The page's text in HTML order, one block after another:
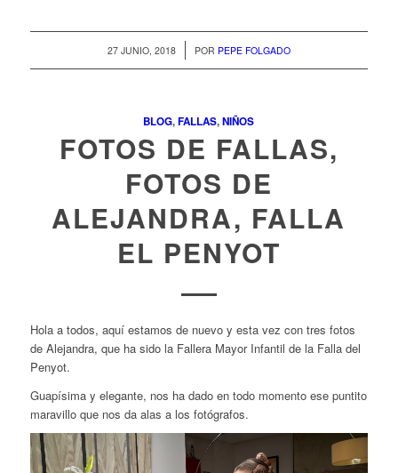
27 JUNIO, 2018
/ POR PEPE FOLGADO
BLOG,FALLAS,NIÑOS
FOTOS DE FALLAS,
FOTOS DE
ALEJANDRA, FALLA
EL PENYOT
Hola a todos, aquí estamos de nuevo y esta vez con tres fotos
de Alejandra, que ha sido la Fallera Mayor Infantil de la Falla del
Penyot.
Guapísima y elegante, nos ha dado en todo momento ese puntito
maravillo que nos da alas a los fotógrafos.